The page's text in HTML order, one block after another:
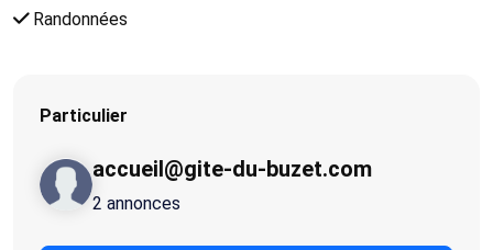
Randonnées
Particulier
accueil@gite-du-buzet.com
2 annonces